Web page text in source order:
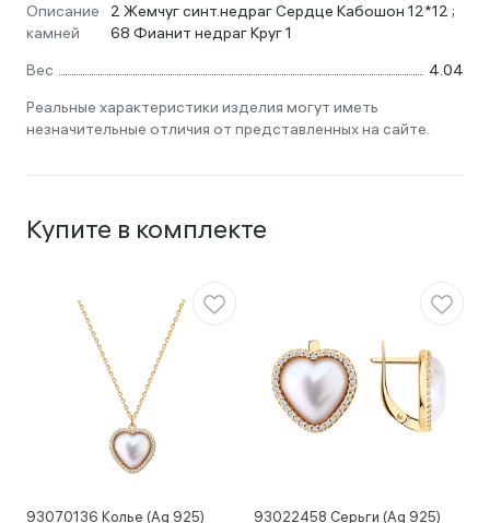
Описание
камней
2 Жемчуг синт.недраг Сердце Кабошон 12*12 ;
68 Фианит недраг Круг 1
Вес
4.04
Реальные характеристики изделия могут иметь
незначительные отличия от представленных на сайте.
Купите в комплекте
93070136 Колье (Ag 925) 93022458 Серьги (Ag 925)